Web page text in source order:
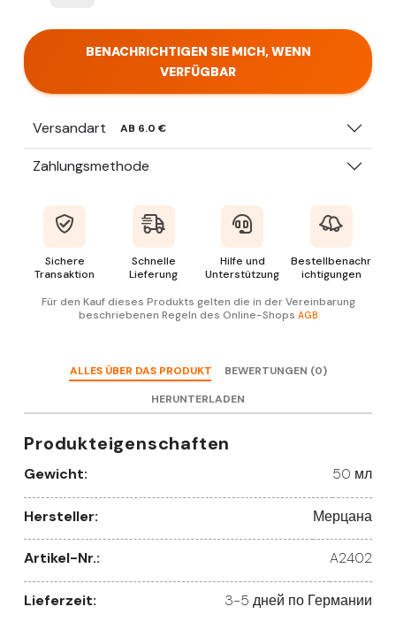
BENACHRICHTIGEN SIE MICH, WENN
VERFÜGBAR
Versandart AB 6.0 €
Zahlungsmethode
Sichere
Transaktion
Schnelle
Lieferung
Hilfe und
Unterstützung
Bestellbenachr
ichtigungen
Für den Kauf dieses Produkts gelten die in der Vereinbarung
beschriebenen Regeln des Online-Shops AGB
ALLES ÜBER DAS PRODUKT
BEWERTUNGEN (0)
HERUNTERLADEN
Produkteigenschaften
Gewicht: 50 мл
Hersteller: Мерцана
Artikel-Nr.: A2402
Lieferzeit: 3-5 дней по Германии